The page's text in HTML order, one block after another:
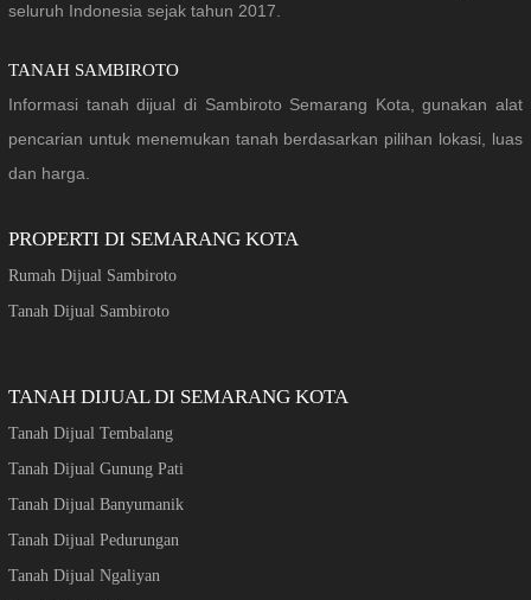
seluruh Indonesia sejak tahun 2017.
TANAH SAMBIROTO
Informasi tanah dijual di Sambiroto Semarang Kota, gunakan alat
pencarian untuk menemukan tanah berdasarkan pilihan lokasi, luas
dan harga.
PROPERTI DI SEMARANG KOTA
Rumah Dijual Sambiroto
Tanah Dijual Sambiroto
TANAH DIJUAL DI SEMARANG KOTA
Tanah Dijual Tembalang
Tanah Dijual Gunung Pati
Tanah Dijual Banyumanik
Tanah Dijual Pedurungan
Tanah Dijual Ngaliyan